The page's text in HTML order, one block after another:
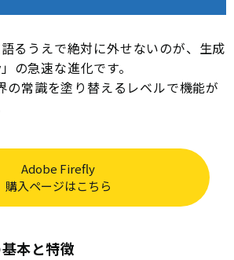
るうえで絶対に外せないのが、生成
急速な進化です。
の常識を塗り替えるレベルで機能が
Adobe Firefly
購入ページはこちら
本と特徴